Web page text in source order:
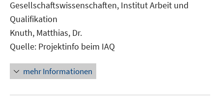
öffnen
Gesellschaftswissenschaften, Institut Arbeit und
Qualifikation
Knuth, Matthias, Dr.
Quelle: Projektinfo beim IAQ
mehr Informationen